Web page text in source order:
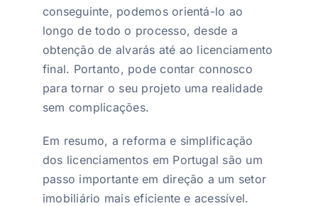
conseguinte, podemos orientá-lo ao
longo de todo o processo, desde a
obtenção de alvarás até ao licenciamento
final. Portanto, pode contar connosco
para tornar o seu projeto uma realidade
sem complicações.
Em resumo, a reforma e simplificação
dos licenciamentos em Portugal são um
passo importante em direção a um setor
imobiliário mais eficiente e acessível.